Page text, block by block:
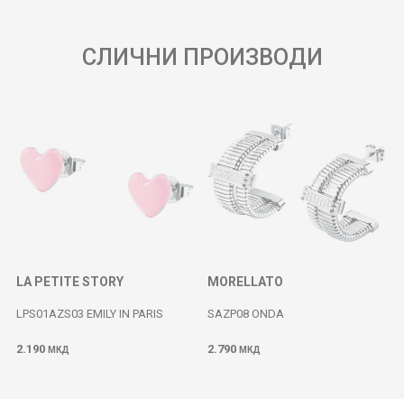
СЛИЧНИ ПРОИЗВОДИ
LA PETITE STORY
LPS01AZS03 EMILY IN PARIS
2.190 МКД
MORELLATO
SAZP08 ONDA
2.790 МКД